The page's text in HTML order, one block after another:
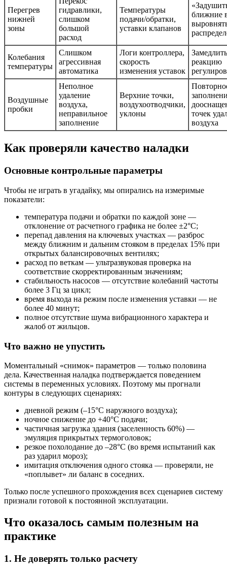
Перегрев
нижней
зоны
гидравлики,
слишком
большой
расход
Температуры
подачи/обратки,
уставки клапанов
ближние
Колебания
температуры
Слишком
агрессивная
автоматика
Логи контроллера,
скорость
изменения уставок
Замедлить
реакцию
Воздушные
пробки
Неполное
удаление
воздуха,
неправильное
заполнение
Верхние точки,
воздухоотводчики,
уклоны
точек
воздуха
Как проверяли качество наладки
Основные контрольные параметры
Чтобы не играть в угадайку, мы опирались на измеримые
показатели:
температура подачи и обратки по каждой зоне —
отклонение от расчетного графика не более ±2°С;
перепад давления на ключевых участках — разброс
между ближним и дальним стояком в пределах 15% при
открытых балансировочных вентилях;
расход по веткам — ультразвуковая проверка на
соответствие скорректированным значениям;
стабильность насосов — отсутствие колебаний частоты
более 3 Гц за цикл;
время выхода на режим после изменения уставки — не
более 40 минут;
полное отсутствие шума вибрационного характера и
жалоб от жильцов.
Что важно не упустить
Моментальный «снимок» параметров — только половина
дела. Качественная наладка подтверждается поведением
системы в переменных условиях. Поэтому мы прогнали
контуры в следующих сценариях:
дневной режим (–15°С наружного воздуха);
ночное снижение до +40°С подачи;
частичная загрузка здания (заселенность 60%) —
эмуляция прикрытых термоголовок;
резкое похолодание до –28°С (во время испытаний как
раз ударил мороз);
имитация отключения одного стояка — проверяли, не
«поплывет» ли баланс в соседних.
Только после успешного прохождения всех сценариев систему
признали готовой к постоянной эксплуатации.
Что оказалось самым полезным на
практике
1. Не доверять только расчету